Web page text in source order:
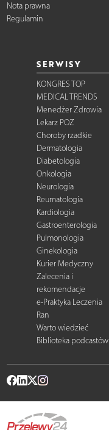
Nota prawna
Regulamin
SERWISY
KONGRES TOP
MEDICAL TRENDS
Menedżer Zdrowia
Lekarz POZ
Choroby rzadkie
Dermatologia
Diabetologia
Onkologia
Neurologia
Reumatologia
Kardiologia
Gastroenterologia
Pulmonologia
Ginekologia
Kurier Medyczny
Zalecenia i
rekomendacje
e-Praktyka Leczenia
Ran
Warto wiedzieć
Biblioteka podcastów